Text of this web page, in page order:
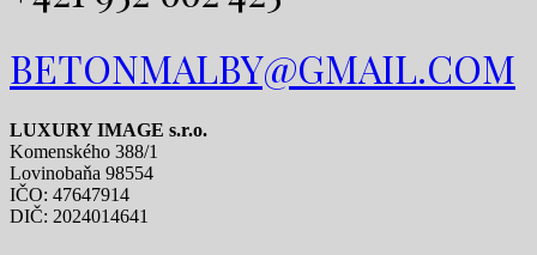
BETONMALBY@GMAIL.COM
LUXURY IMAGE s.r.o.
Komenského 388/1
Lovinobaňa 98554
IČO: 47647914
DIČ: 2024014641